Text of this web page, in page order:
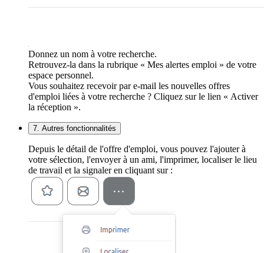
Donnez un nom à votre recherche.
Retrouvez-la dans la rubrique « Mes alertes emploi » de votre
espace personnel.
Vous souhaitez recevoir par e-mail les nouvelles offres
d'emploi liées à votre recherche ? Cliquez sur le lien « Activer
la réception ».
7. Autres fonctionnalités
Depuis le détail de l'offre d'emploi, vous pouvez l'ajouter à
votre sélection, l'envoyer à un ami, l'imprimer, localiser le lieu
de travail et la signaler en cliquant sur :